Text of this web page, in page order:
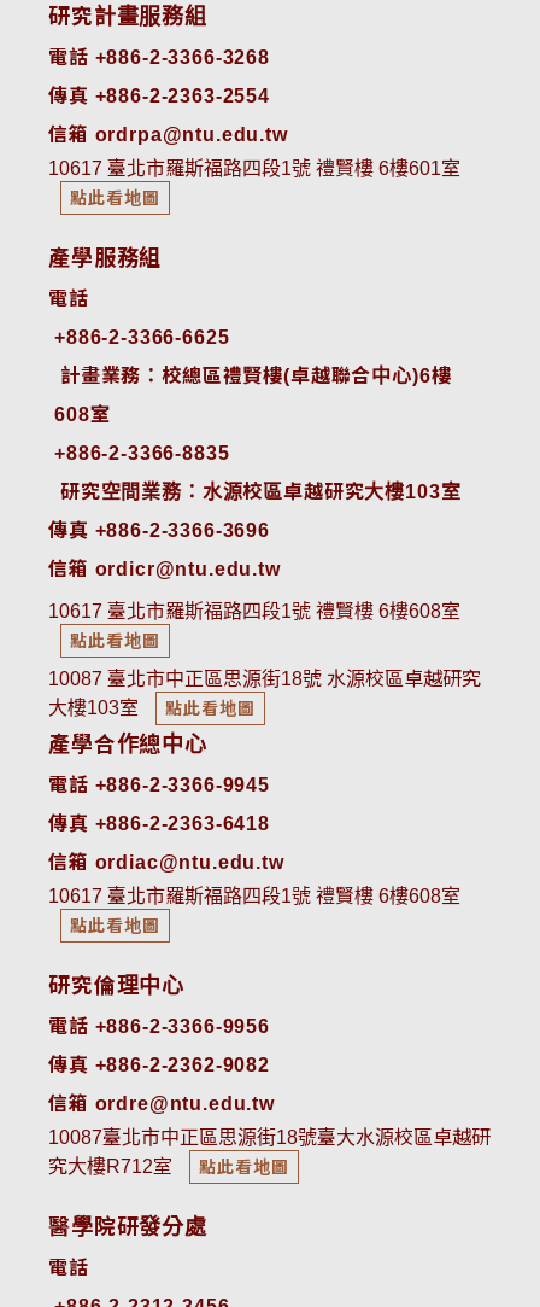
研究計畫服務組
電話 +886-2-3366-3268
傳真 +886-2-2363-2554
信箱 ordrpa@ntu.edu.tw
10617 臺北市羅斯福路四段1號 禮賢樓 6樓601室
點此看地圖
產學服務組
電話
+886-2-3366-6625
計畫業務：校總區禮賢樓(卓越聯合中心)6樓
608室
+886-2-3366-8835
研究空間業務：水源校區卓越研究大樓103室
傳真 +886-2-3366-3696
信箱 ordicr@ntu.edu.tw
10617 臺北市羅斯福路四段1號 禮賢樓 6樓608室
點此看地圖
10087 臺北市中正區思源街18號 水源校區卓越研究
大樓103室
點此看地圖
產學合作總中心
電話 +886-2-3366-9945
傳真 +886-2-2363-6418
信箱 ordiac@ntu.edu.tw
10617 臺北市羅斯福路四段1號 禮賢樓 6樓608室
點此看地圖
研究倫理中心
電話 +886-2-3366-9956
傳真 +886-2-2362-9082
信箱 ordre@ntu.edu.tw
10087臺北市中正區思源街18號臺大水源校區卓越研
究大樓R712室
點此看地圖
醫學院研發分處
電話